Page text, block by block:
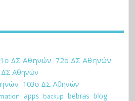
ΔΣ Αθηνών 72ο ΔΣ Αθηνών
Αθηνών
103ο ΔΣ Αθηνών
apps backup bebras blog